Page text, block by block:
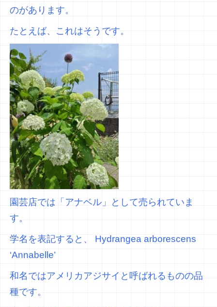
のがあります。
たとえば、これはそうです。
園芸店では「アナベル」として売られていま
す。
学名を表記すると、 Hydrangea arborescens
‘Annabelle’
和名ではアメリカアジサイと呼ばれるものの品
種です。